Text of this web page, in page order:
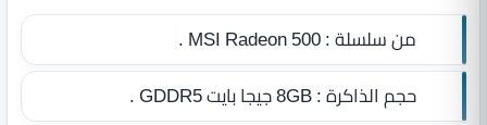
من سلسلة :MSI Radeon 500 .
حجم الذاكرة :8GB جيجا بايت GDDR5
.